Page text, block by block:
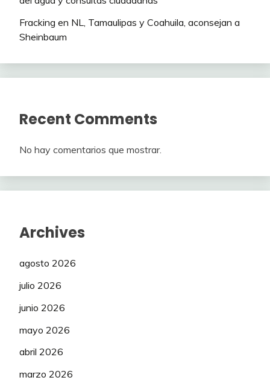
Fracking en NL, Tamaulipas y Coahuila, aconsejan a
Sheinbaum
Recent Comments
No hay comentarios que mostrar.
Archives
agosto 2026
julio 2026
junio 2026
mayo 2026
abril 2026
marzo 2026